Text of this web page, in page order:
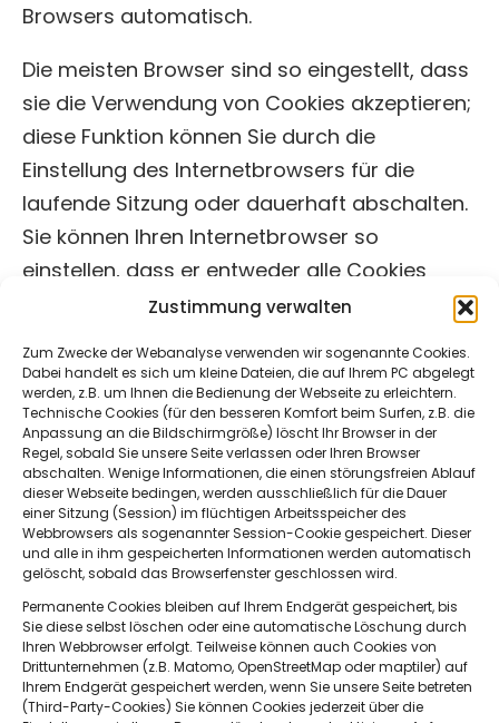
Zustimmung verwalten
Zum Zwecke der Webanalyse verwenden wir sogenannte Cookies.
Dabei handelt es sich um kleine Dateien, die auf Ihrem PC abgelegt
werden, z.B. um Ihnen die Bedienung der Webseite zu erleichtern.
Technische Cookies (für den besseren Komfort beim Surfen, z.B. die
Anpassung an die Bildschirmgröße) löscht Ihr Browser in der
Regel, sobald Sie unsere Seite verlassen oder Ihren Browser
abschalten. Wenige Informationen, die einen störungsfreien Ablauf
dieser Webseite bedingen, werden ausschließlich für die Dauer
einer Sitzung (Session) im flüchtigen Arbeitsspeicher des
Webbrowsers als sogenannter Session-Cookie gespeichert. Dieser
und alle in ihm gespeicherten Informationen werden automatisch
gelöscht, sobald das Browserfenster geschlossen wird.
Permanente Cookies bleiben auf Ihrem Endgerät gespeichert, bis
Sie diese selbst löschen oder eine automatische Löschung durch
Ihren Webbrowser erfolgt. Teilweise können auch Cookies von
Drittunternehmen (z.B. Matomo, OpenStreetMap oder maptiler) auf
Ihrem Endgerät gespeichert werden, wenn Sie unsere Seite betreten
(Third-Party-Cookies) Sie können Cookies jederzeit über die
Browsers automatisch.
Die meisten Browser sind so eingestellt, dass
sie die Verwendung von Cookies akzeptieren;
diese Funktion können Sie durch die
Einstellung des Internetbrowsers für die
laufende Sitzung oder dauerhaft abschalten.
Sie können Ihren Internetbrowser so
einstellen, dass er entweder alle Cookies
automatisch akzeptiert, alle Cookies
Cookie fragt, ob Sie es akzeptieren oder
ablehnen möchten. Entsprechende
Informationen finden sie in der jeweiligen
Hilfefunktion Ihres Browsers.
Technische Cookies (für den besseren
Komfort beim Surfen, z.B. die Anpassung an
die Bildschirmgröße) löscht Ihr Browser in der
Regel, sobald Sie unsere Seite verlassen oder
Ihren Browser abschalten.
Die Verwendung von Cookies ist erforderlich,